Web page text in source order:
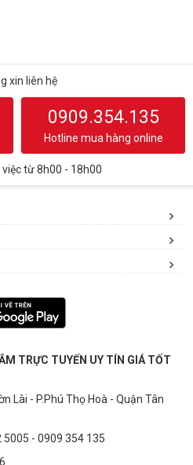
xin liên hệ
0909.354.135
Hotline mua hàng online
từ 8h00 - 18h00
TRỰC TUYẾN UY TÍN GIÁ TỐT
Lài - P.Phú Thọ Hoà - Quận Tân
5005 - 0909 354 135